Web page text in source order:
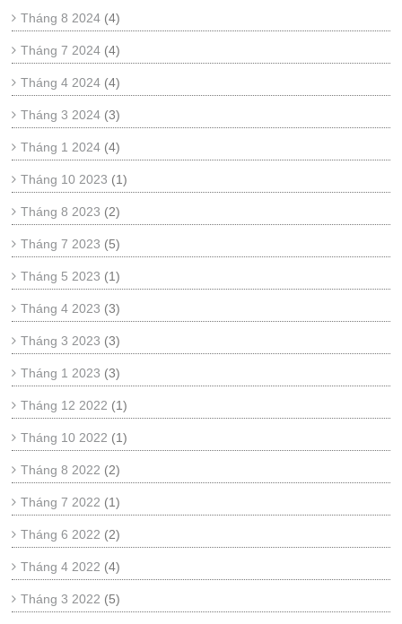
Tháng 8 2024 (4)
Tháng 7 2024 (4)
Tháng 4 2024 (4)
Tháng 3 2024 (3)
Tháng 1 2024 (4)
Tháng 10 2023 (1)
Tháng 8 2023 (2)
Tháng 7 2023 (5)
Tháng 5 2023 (1)
Tháng 4 2023 (3)
Tháng 3 2023 (3)
Tháng 1 2023 (3)
Tháng 12 2022 (1)
Tháng 10 2022 (1)
Tháng 8 2022 (2)
Tháng 7 2022 (1)
Tháng 6 2022 (2)
Tháng 4 2022 (4)
Tháng 3 2022 (5)